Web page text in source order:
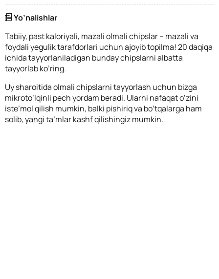
Yo’nalishlar
Tabiiy, past kaloriyali, mazali olmali chipslar – mazali va
foydali yegulik tarafdorlari uchun ajoyib topilma! 20 daqiqa
ichida tayyorlaniladigan bunday chipslarni albatta
tayyorlab ko’ring.
Uy sharoitida olmali chipslarni tayyorlash uchun bizga
mikroto’lqinli pech yordam beradi. Ularni nafaqat o’zini
iste’mol qilish mumkin, balki pishiriq va bo’tqalarga ham
solib, yangi ta’mlar kashf qilishingiz mumkin.